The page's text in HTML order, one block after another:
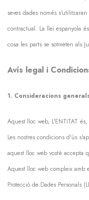
seves dades només
contractual. La llei espanyola
cosa les parts se sotmeten als
Avís legal i
1. Consideracions
Aquest lloc web, L'ENTITAT
Les nostres condicions d'ús
aquest lloc web vostè accepta
Aquest lloc web compleix amb
Protecció de Dades Personals